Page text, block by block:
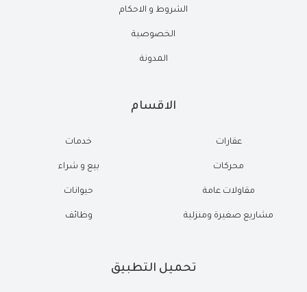
الشروط و الاحكام
الخصوصية
المدونة
الاقسام
عقارات
محركات
مقاولات عامة
مشاريع صغيرة ومنزلية
خدمات
بيع و شراء
حيوانات
وظائف
تحميل التطبيق